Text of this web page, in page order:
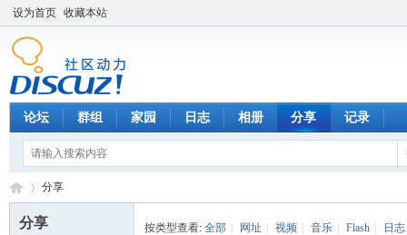
设为首页 收藏本站
论坛 群组 家园 日志 相册 分享 记录
分享
分享 按类型查看: 全部 网址 视频 音乐 Flash 日志